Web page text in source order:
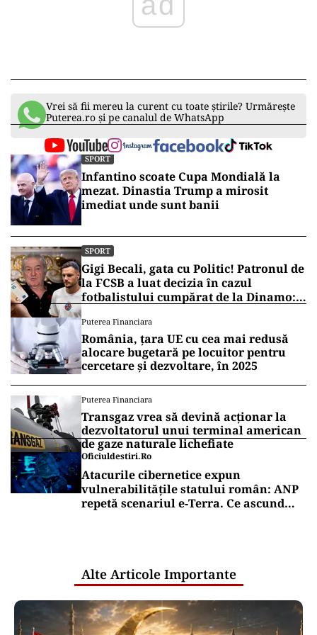
Vrei să fii mereu la curent cu toate știrile? Urmărește
Puterea.ro și pe canalul de WhatsApp
SPORT
Infantino scoate Cupa Mondială la
mezat. Dinastia Trump a mirosit
imediat unde sunt banii
SPORT
Gigi Becali, gata cu Politic! Patronul de
la FCSB a luat decizia în cazul
fotbalistului cumpărat de la Dinamo:
Puterea Financiara
România, țara UE cu cea mai redusă
alocare bugetară pe locuitor pentru
cercetare și dezvoltare, în 2025
Puterea Financiara
Transgaz vrea să devină acționar la
dezvoltatorul unui terminal american
de gaze naturale lichefiate
Oficiuldestiri.ro
Atacurile cibernetice expun
vulnerabilitățile statului român: ANP
repetă scenariul e‑Terra. Ce ascund
Alte Articole Importante